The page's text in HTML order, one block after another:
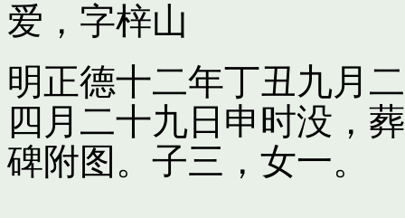
爱，字梓山
明正德十二年丁丑九月
四月二十九日申时没，
碑附图。子三，女一。